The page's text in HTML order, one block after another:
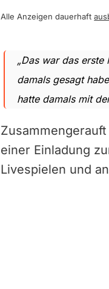
Alle Anzeigen dauerhaft
„Das war das
damals gesagt
hatte damals mit
einer Einladung
Livespielen und